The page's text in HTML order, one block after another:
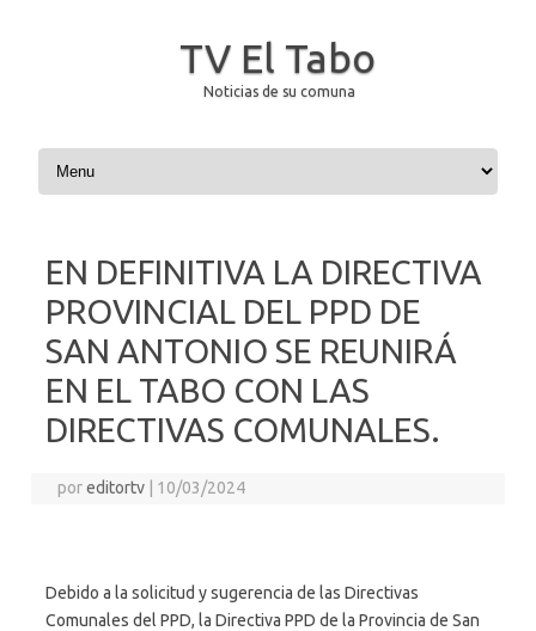
TV El Tabo
Noticias de su comuna
Saltar al contenido
EN DEFINITIVA LA DIRECTIVA
PROVINCIAL DEL PPD DE
SAN ANTONIO SE REUNIRÁ
EN EL TABO CON LAS
DIRECTIVAS COMUNALES.
poreditortv 10/03/2024
Debido a la solicitud y sugerencia de las Directivas
Comunales del PPD, la Directiva PPD de la Provincia de San